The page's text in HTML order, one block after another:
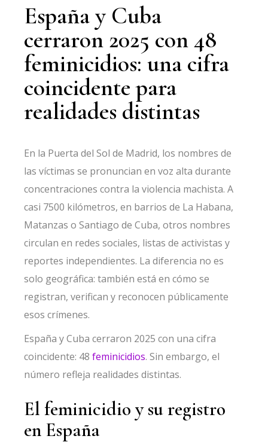
España y Cuba
cerraron 2025 con 48
feminicidios: una cifra
coincidente para
realidades distintas
En la Puerta del Sol de Madrid, los nombres de
las víctimas se pronuncian en voz alta durante
concentraciones contra la violencia machista. A
casi 7500 kilómetros, en barrios de La Habana,
Matanzas o Santiago de Cuba, otros nombres
circulan en redes sociales, listas de activistas y
reportes independientes. La diferencia no es
solo geográfica: también está en cómo se
registran, verifican y reconocen públicamente
esos crímenes.
España y Cuba cerraron 2025 con una cifra
coincidente: 48feminicidios. Sin embargo, el
número refleja realidades distintas.
El feminicidio y su registro
en España